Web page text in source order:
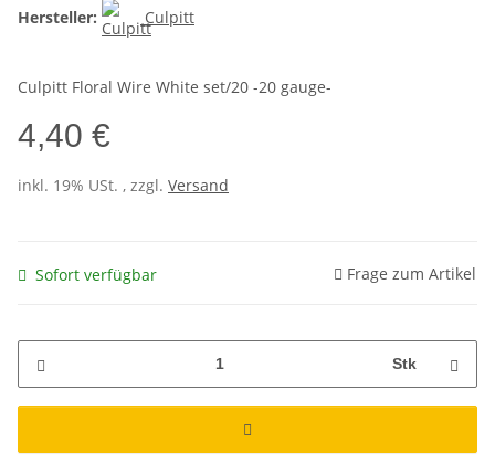
Hersteller:
Culpitt
Culpitt Floral Wire White set/20 -20 gauge-
4,40 €
inkl. 19% USt. , zzgl. Versand
Sofort verfügbar Frage zum Artikel
Stk